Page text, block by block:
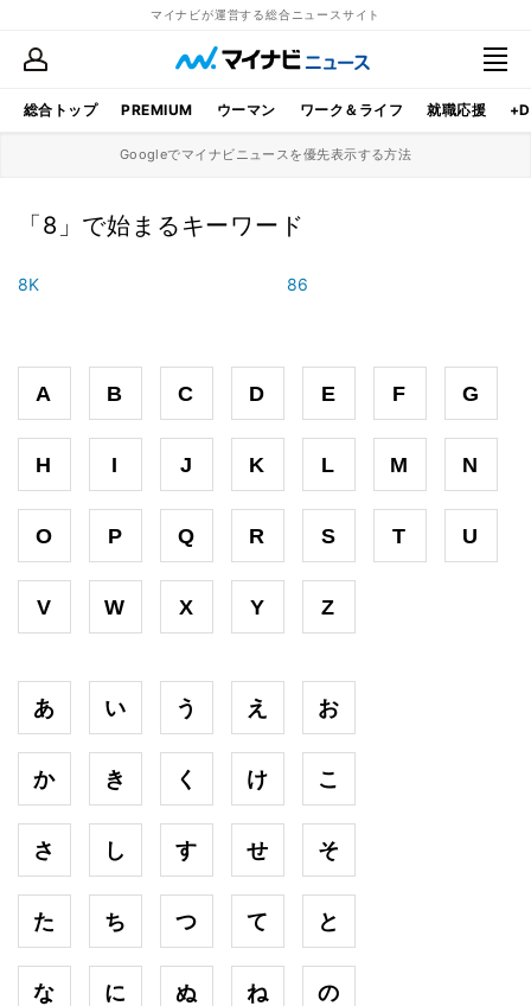
マイナビが運営する総合ニュースサイト
総合トップ PREMIUM ウーマン ワーク＆ライフ 就職応援
Googleでマイナビニュースを優先表示する方法
「8」で始まるキーワード
8K 86
A B C D E F G
H I J K L M N
O P Q R S T U
V W X Y Z
あ い う え お
か き く け こ
さ し す せ そ
た ち つ て と
な に ぬ ね の